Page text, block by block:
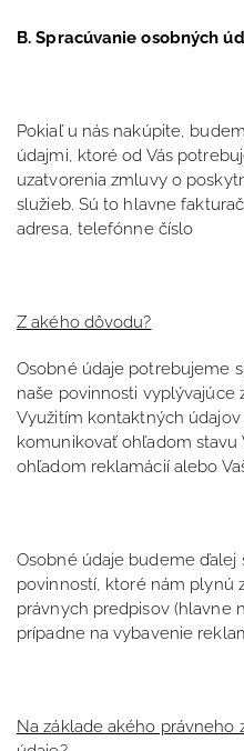
B. Spracúvanie osobných
Pokiaľ u nás nakúpite,
údajmi, ktoré od Vás
uzatvorenia zmluvy o
služieb. Sú to hlavne
adresa, telefónne číslo
Z akého dôvodu?
Osobné údaje potrebujeme
naše povinnosti vyplývajúce
Využitím kontaktných
komunikovať ohľadom stavu
ohľadom reklamácií alebo
Osobné údaje budeme ďalej
povinností, ktoré nám plynú
právnych predpisov (hlavne
prípadne na vybavenie
Na základe akého právneho